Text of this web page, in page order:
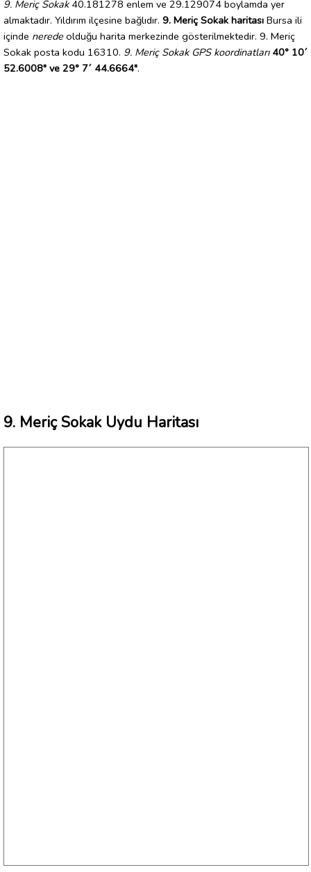
9. Meriç Sokak40.181278 enlem ve 29.129074 boylamda yer
almaktadır. Yıldırım ilçesine bağlıdır. 9. Meriç Sokak haritası Bursa ili
içinde nerede olduğu harita merkezinde gösterilmektedir. 9. Meriç
Sokak posta kodu 16310. 9. Meriç Sokak GPS koordinatları 40° 10´
52.6008" ve 29° 7´ 44.6664".
9. Meriç Sokak Uydu Haritası